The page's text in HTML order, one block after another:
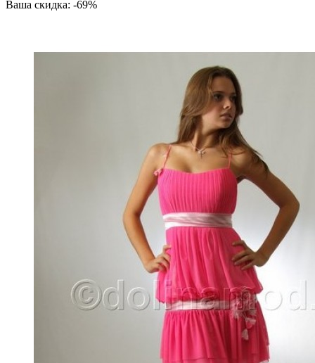
Ваша скидка: -69%